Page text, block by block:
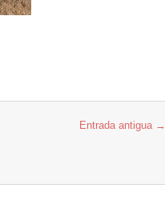
Entrada antigua →